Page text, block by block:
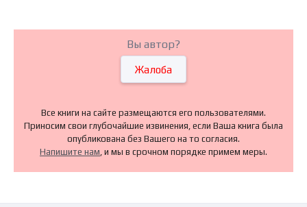
Вы автор?
Жалоба
Все книги на сайте размещаются его пользователями.
Приносим свои глубочайшие извинения, если Ваша книга была
опубликована без Вашего на то согласия.
Напишите нам , и мы в срочном порядке примем меры.